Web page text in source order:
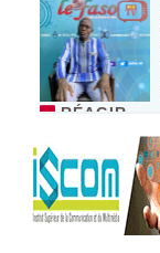
RÉAGIR